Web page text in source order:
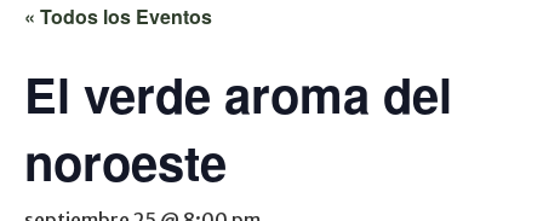
« Todos los Eventos
El verde aroma del
noroeste